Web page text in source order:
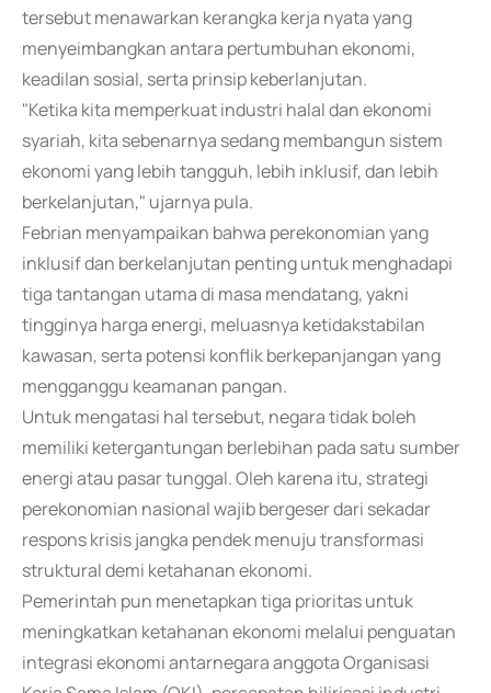
tersebut menawarkan kerangka kerja nyata yang
menyeimbangkan antara pertumbuhan ekonomi,
keadilan sosial, serta prinsip keberlanjutan.
"Ketika kita memperkuat industri halal dan ekonomi
syariah, kita sebenarnya sedang membangun sistem
ekonomi yang lebih tangguh, lebih inklusif, dan lebih
berkelanjutan," ujarnya pula.
Febrian menyampaikan bahwa perekonomian yang
inklusif dan berkelanjutan penting untuk menghadapi
tiga tantangan utama di masa mendatang, yakni
tingginya harga energi, meluasnya ketidakstabilan
kawasan, serta potensi konflik berkepanjangan yang
mengganggu keamanan pangan.
Untuk mengatasi hal tersebut, negara tidak boleh
memiliki ketergantungan berlebihan pada satu sumber
energi atau pasar tunggal. Oleh karena itu, strategi
perekonomian nasional wajib bergeser dari sekadar
respons krisis jangka pendek menuju transformasi
struktural demi ketahanan ekonomi.
Pemerintah pun menetapkan tiga prioritas untuk
meningkatkan ketahanan ekonomi melalui penguatan
integrasi ekonomi antarnegara anggota Organisasi